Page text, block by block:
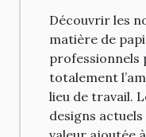
Découvrir les
matière de
totalement
lieu de travail.
designs